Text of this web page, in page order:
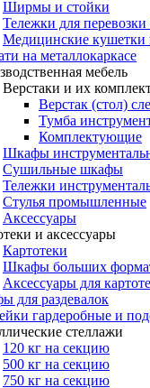
Ширмы и стойки
Тележки для
Медицинские кушетки
на металлокаркасе
мебель
Верстаки и их
Верстак (стол)
Тумба
Комплектующие
Шкафы
Сушильные шкафы
Тележки
Стулья промышленные
Аксессуары
и аксессуары
Картотеки
Шкафы больших
Аксессуары для
для раздевалок
гардеробные и
стеллажи
120 кг на секцию
500 кг на секцию
750 кг на секцию